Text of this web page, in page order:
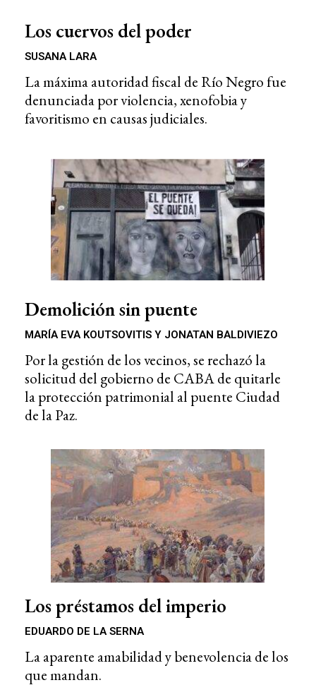
Los cuervos del poder
SUSANA LARA
La máxima autoridad fiscal de Río Negro fue
denunciada por violencia, xenofobia y
favoritismo en causas judiciales.
Demolición sin puente
MARÍA EVA KOUTSOVITIS Y JONATAN BALDIVIEZO
Por la gestión de los vecinos, se rechazó la
solicitud del gobierno de CABA de quitarle
la protección patrimonial al puente Ciudad
de la Paz.
Los préstamos del imperio
EDUARDO DE LA SERNA
La aparente amabilidad y benevolencia de los
que mandan.